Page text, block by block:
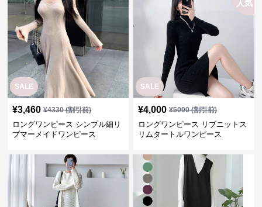
SALE
¥3,460 ¥4330(割引前)
ロングワンピース シンプル細リ
ブマーメイドワンピース
SALE
人気
¥4,000 ¥5000(割引前)
ロングワンピース リブニットス
リムタートルワンピース